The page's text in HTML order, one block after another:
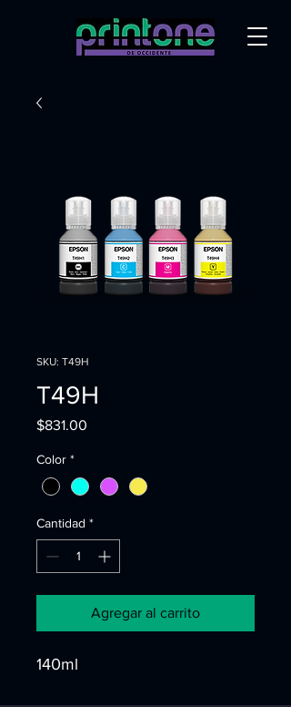
SKU: T49H
T49H
$831.00
Color *
Cantidad *
Agregar al carrito
140ml